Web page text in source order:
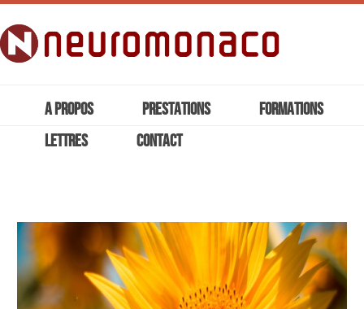
A PROPOS PRESTATIONS
FORMATIONS
LETTRES
CONTACT